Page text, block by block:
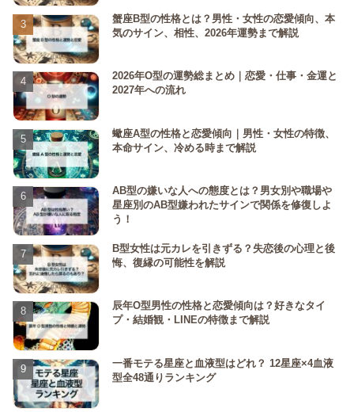
蟹座B型の性格とは？男性・女性の恋愛傾向、本
気のサイン、相性、2026年運勢まで解説
2026年O型の運勢総まとめ｜恋愛・仕事・金運と
2027年への流れ
蠍座A型の性格と恋愛傾向｜男性・女性の特徴、
本命サイン、冷める時まで解説
AB型の嫌いな人への態度とは？男女別や職場や
星座別のAB型嫌われたサインで関係を修復しよ
う！
B型女性は元カレを引きずる？失恋後の心理と後
悔、復縁の可能性を解説
辰年O型男性の性格と恋愛傾向は？好きなタイ
プ・結婚観・LINEの特徴まで解説
一番モテる星座と血液型はどれ？ 12星座×4血液
型全48通りランキング